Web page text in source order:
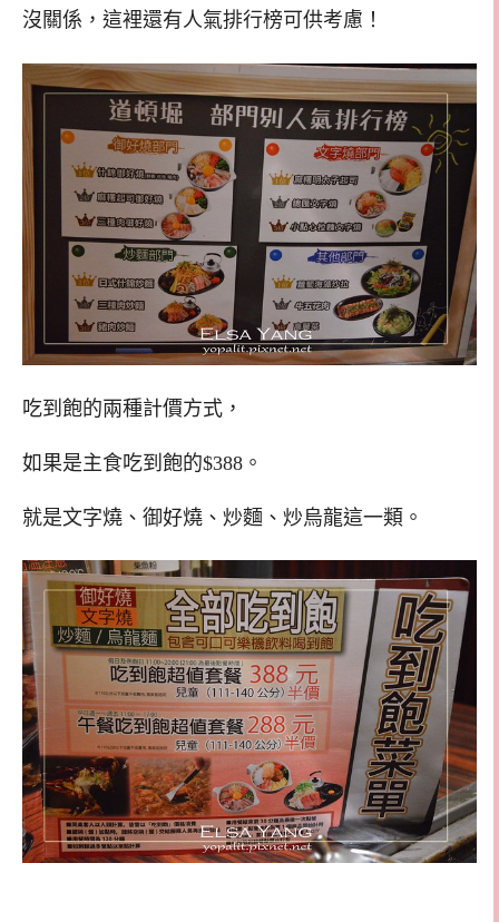
沒關係，這裡還有人氣排行榜可供考慮！
吃到飽的兩種計價方式，
如果是主食吃到飽的$388。
就是文字燒、御好燒、炒麵、炒烏龍這一類。